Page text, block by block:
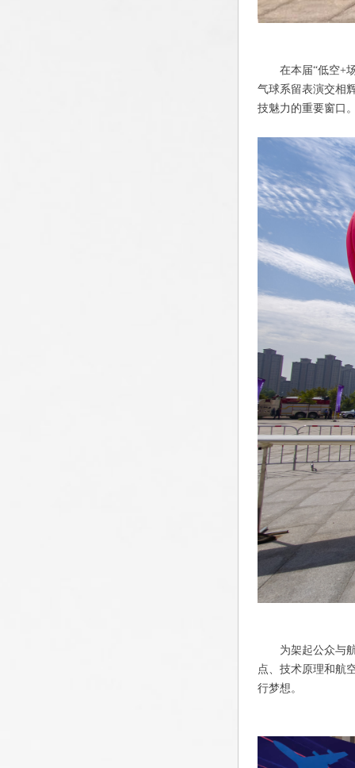
在本届“低空+
气球系留表演交相
技魅力的重要窗口
为架起公众与
点、技术原理和航
行梦想。